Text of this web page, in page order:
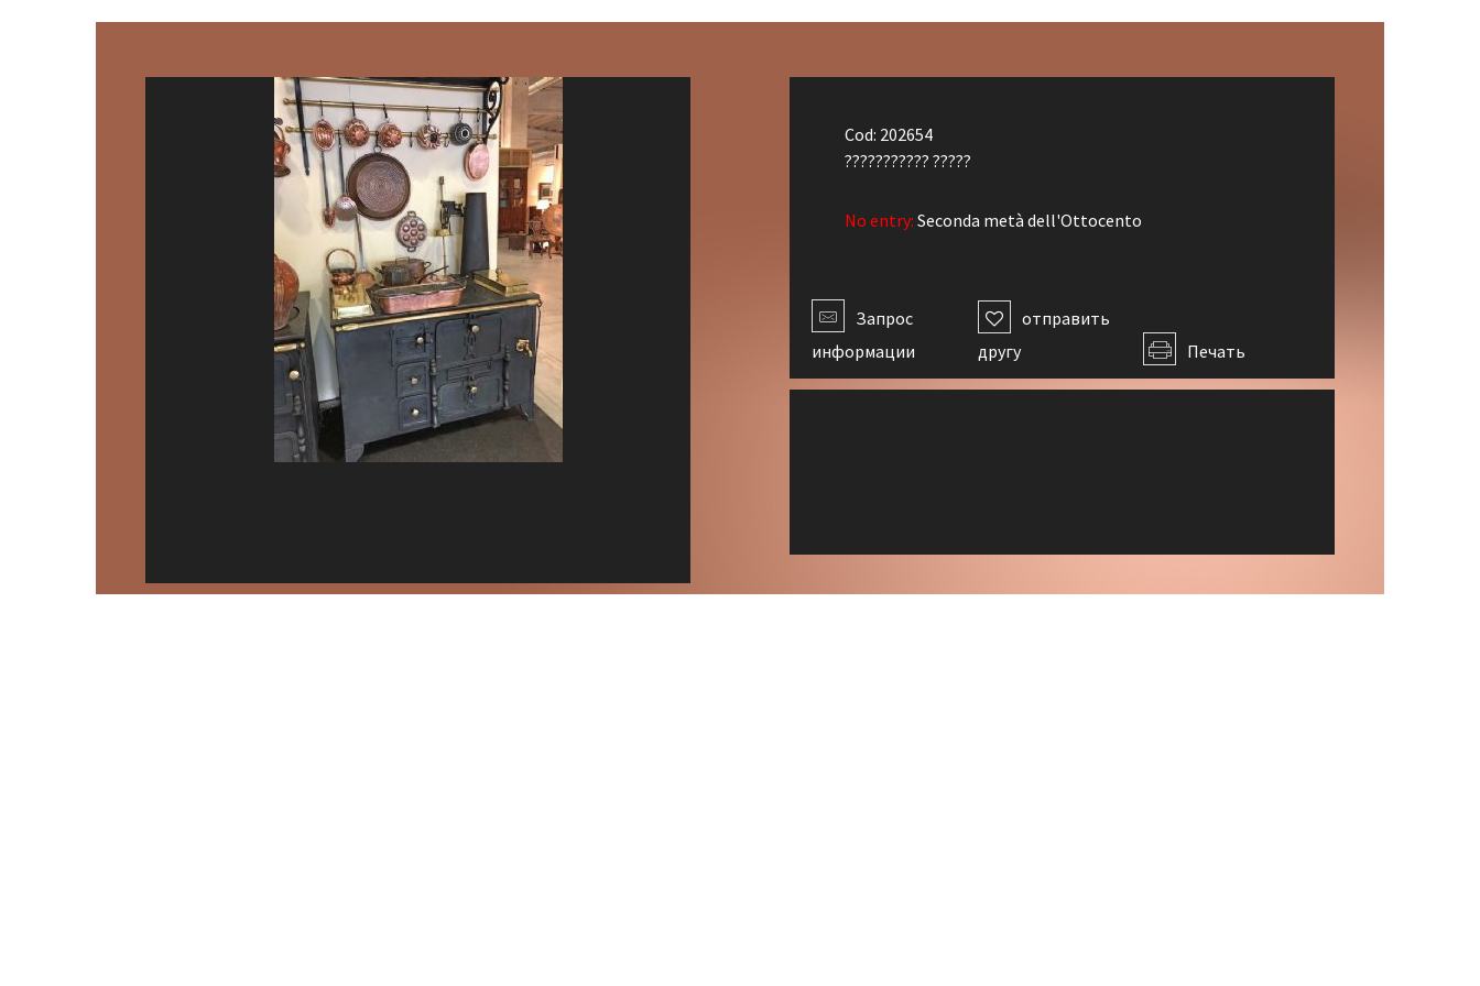
Cod: 202654
??????????? ?????
No entry: Seconda metà dell'Ottocento
Запрос
информации
отправить
другу
Печать